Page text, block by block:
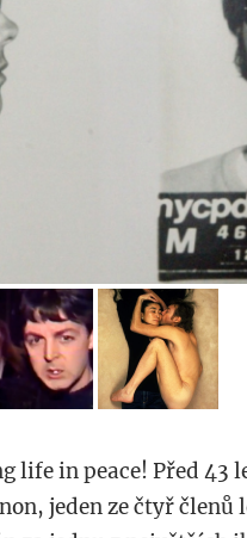
life in peace! Před 43
jeden ze čtyř členů